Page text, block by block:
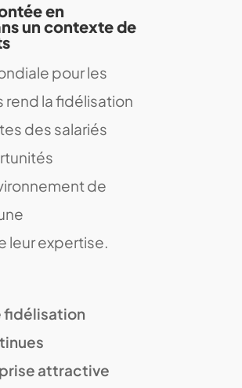
en
un contexte de
pour les
la fidélisation
des salariés
de
leur expertise.
fidélisation
attractive